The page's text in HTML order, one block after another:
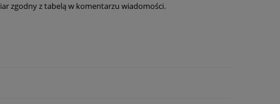
zgodny z tabelą w komentarzu wiadomości.